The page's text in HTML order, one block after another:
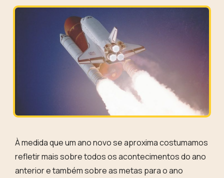
À medida que um ano novo se aproxima costumamos
refletir mais sobre todos os acontecimentos do ano
anterior e também sobre as metas para o ano